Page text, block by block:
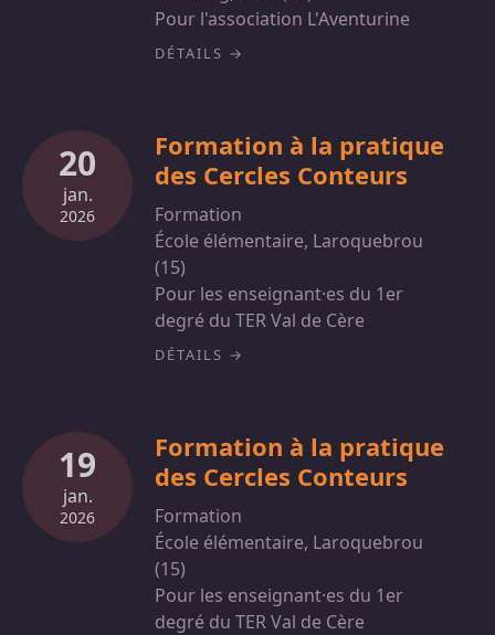
Pour l'association L'Aventurine
DÉTAILS
20
jan.
2026
Formation à la pratique
des Cercles Conteurs
Formation
École élémentaire, Laroquebrou
(15)
Pour les enseignant·es du 1er
degré du TER Val de Cère
DÉTAILS
19
jan.
2026
Formation à la pratique
des Cercles Conteurs
Formation
École élémentaire, Laroquebrou
(15)
Pour les enseignant·es du 1er
degré du TER Val de Cère